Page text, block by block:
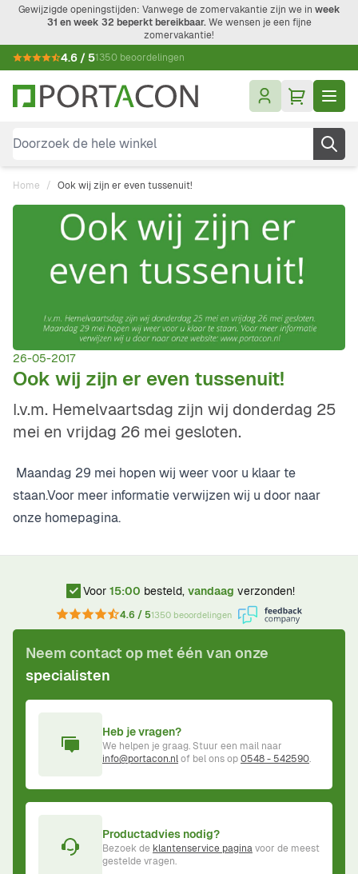
Ga naar de inhoud
Gewijzigde openingstijden: Vanwege de zomervakantie zijn we in week
31 en week 32 beperkt bereikbaar.We wensen je een fijne
zomervakantie!
4.6 / 51350 beoordelingen
Doorzoek de hele winkel
Home / Ook wij zijn er even tussenuit!
26-05-2017
Ook wij zijn er even tussenuit!
I.v.m. Hemelvaartsdag zijn wij donderdag 25
mei en vrijdag 26 mei gesloten.
Maandag 29 mei hopen wij weer voor u klaar te
staan.Voor meer informatie verwijzen wij u door naar
onze homepagina.
Voor 15:00 besteld, vandaag verzonden!
4.6 / 51350 beoordelingen
Neem contact op met één van onze
specialisten
Heb je vragen?
We helpen je graag. Stuur een mail naar
info@portacon.nlof bel ons op0548 - 542590.
Productadvies nodig?
Bezoek de klantenservice paginavoor de meest
gestelde vragen.